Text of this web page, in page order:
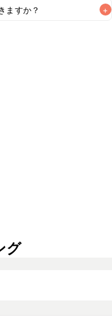
るべくお早めにお召
ますか？ +
お作りいただけま
味になるようご調節
グ